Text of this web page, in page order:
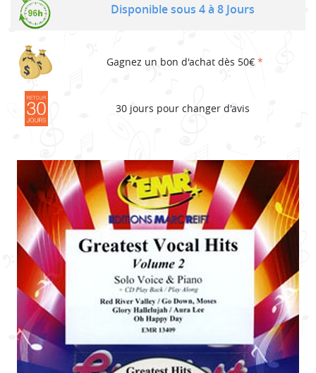
Disponible sous 4 à 8 Jours
Gagnez un bon d'achat dès 50€ *
30 jours pour changer d'avis